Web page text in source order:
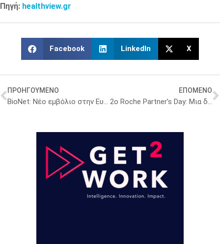
Πηγή: healthview.gr
Facebook LinkedIn X
ΠΡΟΗΓΟΥΜΕΝΟ
BioNet: Νέο εμβόλιο στην Ευρώπη για τον κοκκύτη
ΕΠΟΜΕΝΟ
2ο Roche Partner’s Day: Μια διήμερη συνάντηση αφιερωμένη στη συνεργασία, τον διάλογο και την καινοτομία στον διαγνωστικό τομέα